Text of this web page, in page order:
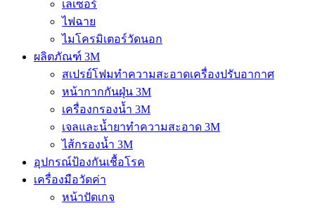
เลเซอร์
ไฟฉาย
ไมโครมิเตอร์วัดนอก
ผลิตภัณฑ์ 3M
สเปรย์โฟมทำความสะอาดเครื่องปรับอากาศ
หน้ากากกันฝุ่น 3M
เครื่องกรองน้ำ 3M
เจลและน้ำยาทำความสะอาด 3M
ไส้กรองน้ำ 3M
อุปกรณ์ป้องกันเชื้อโรค
เครื่องมือวัดค่า
หน้าปัดเกจ